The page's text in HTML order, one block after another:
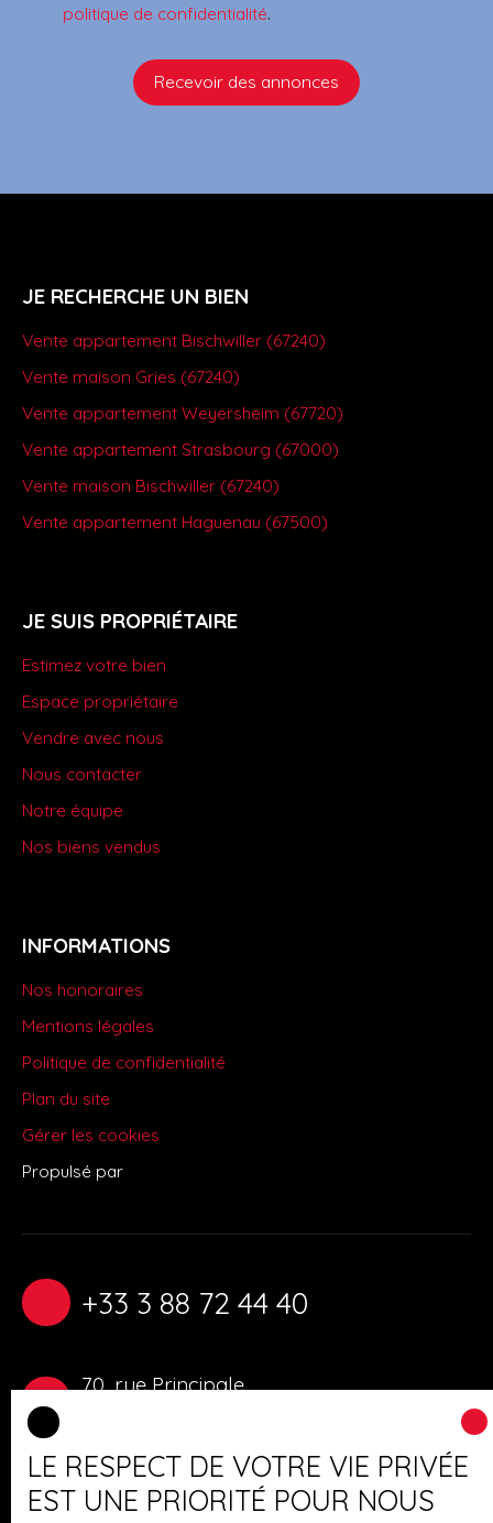
politique de confidentialité.
Recevoir des annonces
JE RECHERCHE UN BIEN
Vente appartement Bischwiller (67240)
Vente maison Gries (67240)
Vente appartement Weyersheim (67720)
Vente appartement Strasbourg (67000)
Vente maison Bischwiller (67240)
Vente appartement Haguenau (67500)
JE SUIS PROPRIÉTAIRE
Estimez votre bien
Espace propriétaire
Vendre avec nous
Nous contacter
Notre équipe
Nos biens vendus
INFORMATIONS
Nos honoraires
Mentions légales
Politique de confidentialité
Plan du site
Gérer les cookies
Propulsé par
+33 3 88 72 44 40
70, rue Principale
LE RESPECT DE VOTRE VIE PRIVÉE
EST UNE PRIORITÉ POUR NOUS